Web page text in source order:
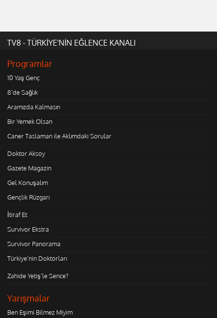
TV8 - TÜRKİYE'NİN EĞLENCE KANALI
Programlar
10 Yaş Genç
8'de Sağlık
Aramızda Kalmasın
Bir Yemek Olsan
Caner Taslaman ile Aklımdaki Sorular
Doktor Aksoy
Gazete Magazin
Gel Konuşalım
Gençlik Rüzgarı
İtiraf Et
Survivor Ekstra
Survivor Panorama
Türkiye'nin Doktorları
Zahide Yetiş'le Sence?
Yarışmalar
Ben Eşimi Bilmez Miyim